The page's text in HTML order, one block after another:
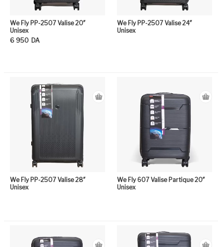
We Fly PP-2507 Valise 20″
Unisex
6 950 DA
We Fly PP-2507 Valise 24″
Unisex
We Fly PP-2507 Valise 28″
Unisex
We Fly 607 Valise Partique 20″
Unisex